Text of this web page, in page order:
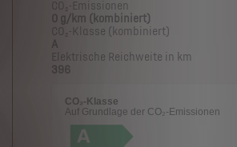
CO₂-Emissionen
0 g/km (kombiniert)
CO₂-Klasse (kombiniert)
A
Elektrische Reichweite in km
396
CO₂-Klasse
Auf Grundlage der CO₂-Emissionen